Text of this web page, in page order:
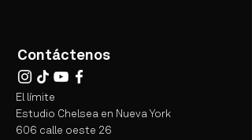
Contáctenos
El límite
Estudio Chelsea en Nueva York
606 calle oeste 26